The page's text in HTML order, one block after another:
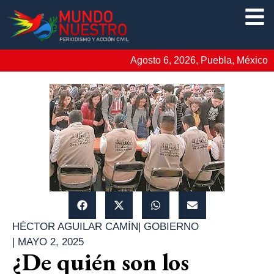
Agosto 6, 2026, Puebla, México
HÉCTOR AGUILAR CAMÍN| GOBIERNO
| MAYO 2, 2025
¿De quién son los